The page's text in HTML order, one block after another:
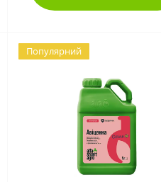
Популярний